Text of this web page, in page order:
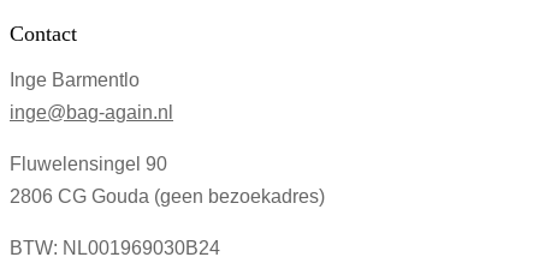
Contact
Inge Barmentlo
inge@bag-again.nl
Fluwelensingel 90
2806 CG Gouda (geen bezoekadres)
BTW: NL001969030B24